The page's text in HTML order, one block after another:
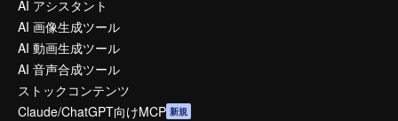
AI アシスタント
AI 画像生成ツール
AI 動画生成ツール
AI 音声合成ツール
ストックコンテンツ
Claude/ChatGPT向けMCP 新規